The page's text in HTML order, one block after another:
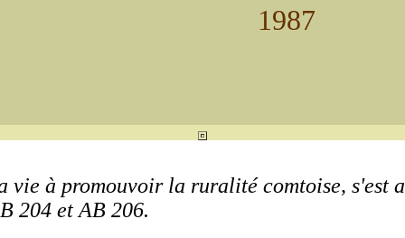
1987
vie à promouvoir la ruralité comtoise, s'est
204 et AB 206.